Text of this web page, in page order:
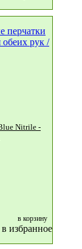
в корзину
в избранное